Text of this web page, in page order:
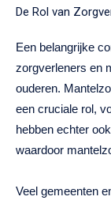
De Rol van
Een belangrijke
zorgverleners en
ouderen.
een cruciale rol,
hebben echter
waardoor
Veel gemeenten